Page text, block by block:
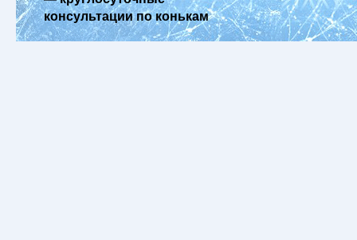
консультации по конькам